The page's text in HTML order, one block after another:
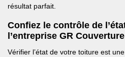
résultat parfait.
Confiez le contrôle de
l’entreprise GR
Vérifier l’état de votre toiture est